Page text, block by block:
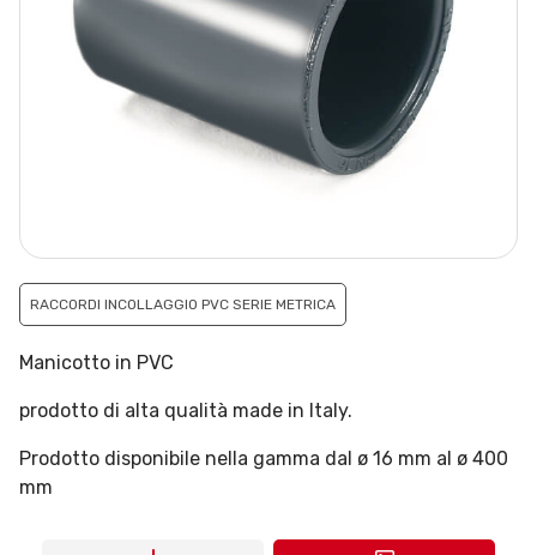
RACCORDI INCOLLAGGIO PVC SERIE METRICA
Manicotto in PVC
prodotto di alta qualità made in Italy.
Prodotto disponibile nella gamma dal ø 16 mm al ø 400
mm